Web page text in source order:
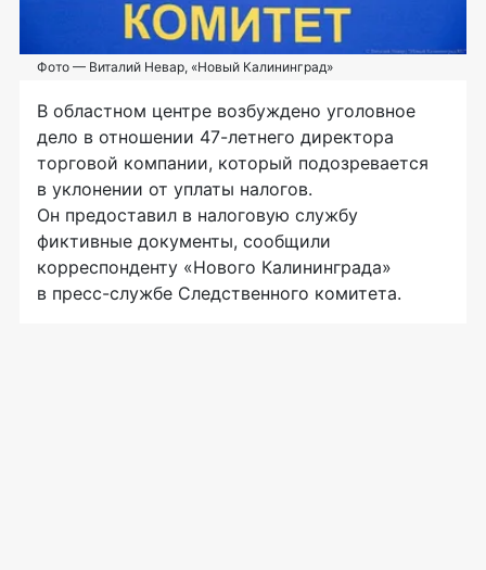
Фото — Виталий Невар, «Новый Калининград»
В областном центре возбуждено уголовное
дело в отношении 47-летнего директора
торговой компании, который подозревается
в уклонении от уплаты налогов.
Он предоставил в налоговую службу
фиктивные документы, сообщили
корреспонденту «Нового Калининграда»
в пресс-службе Следственного комитета.